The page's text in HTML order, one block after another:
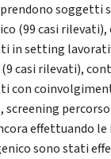
(99 casi
in setting
casi rilevati),
con
screening
effettuando
sono stati